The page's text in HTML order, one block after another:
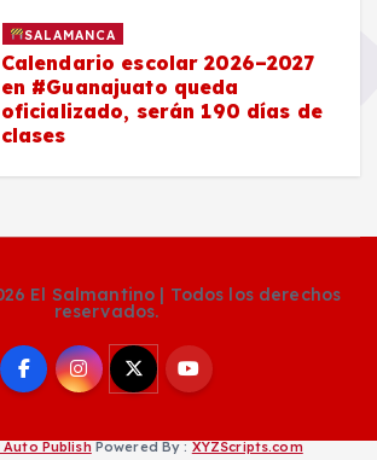
SALAMANCA
Calendario escolar 2026–2027
en #Guanajuato queda
oficializado, serán 190 días de
clases
El Salmantino | Todos los derechos
reservados.
PublishPowered By :XYZScripts.com